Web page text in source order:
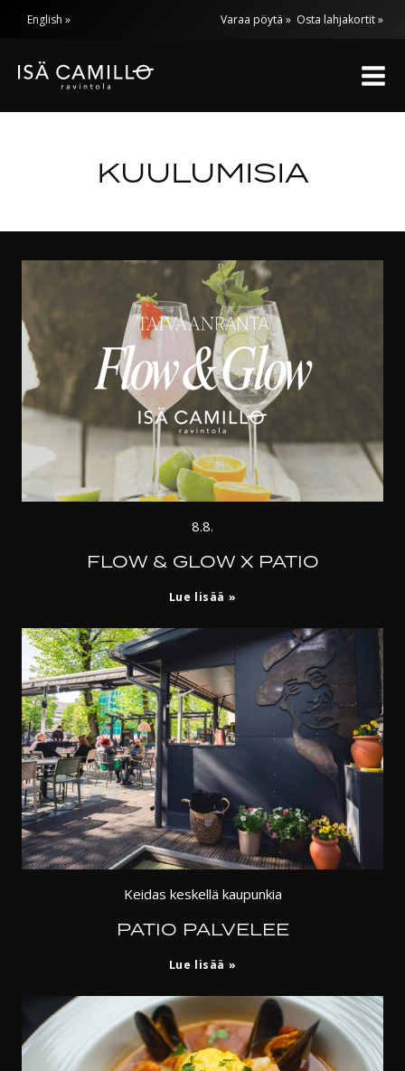
sisältöön
English Varaa pöytä » Osta lahjakortit »
KUULUMISIA
8.8.
FLOW & GLOW X PATIO
Lue lisää FLOW
PATIO
Keidas keskellä kaupunkia
PATIO PALVELEE
Lue lisää Patio